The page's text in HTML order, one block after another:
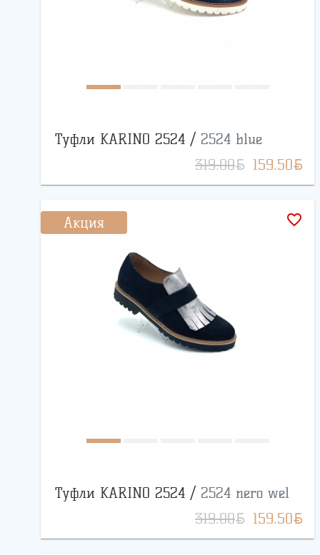
Туфли KARINO 2524 / 2524 blue
319.00BYN 159.50BYN
Акция favorite_border
Туфли KARINO 2524 / 2524 nero wel
319.00BYN 159.50BYN